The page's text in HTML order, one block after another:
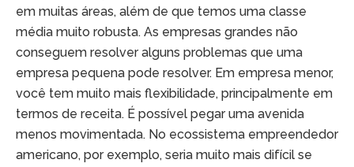
em muitas áreas, além de que temos uma classe
média muito robusta. As empresas grandes não
conseguem resolver alguns problemas que uma
empresa pequena pode resolver. Em empresa menor,
você tem muito mais flexibilidade, principalmente em
termos de receita. É possível pegar uma avenida
menos movimentada. No ecossistema empreendedor
americano, por exemplo, seria muito mais difícil se